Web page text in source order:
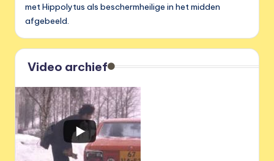
met Hippolytus als beschermheilige in het midden
afgebeeld.
Video archief